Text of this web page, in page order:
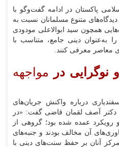
پاکستان در ادامه گفت‌وگو با
متنوع مسلمانان نسبت به
همچون سید ابوالاعلی مودودی
به‌عنوان دینی جامع، متناسب با
معاصر معرفی کنند.
نوگرایی در
مواجهه
درباره واکنش جریان‌های
دکتر آصف لقمان قاضی گفت: «در
رویکرد عمده شده بود؛ گروهی از
آن مخالف بودند و جنبه‌های
آنان بر حفظ سنت‌های دینی با